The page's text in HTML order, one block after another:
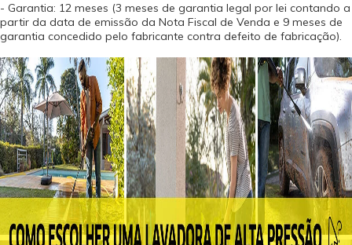
- Garantia: 12 meses (3 meses de garantia legal por lei contando a
partir da data de emissão da Nota Fiscal de Venda e 9 meses de
garantia concedido pelo fabricante contra defeito de fabricação).